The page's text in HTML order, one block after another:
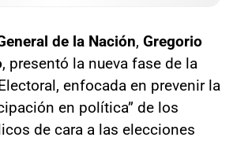
de la Nación, Gregorio
, presentó la nueva fase de la
enfocada en prevenir la
en política” de los
de cara a las elecciones